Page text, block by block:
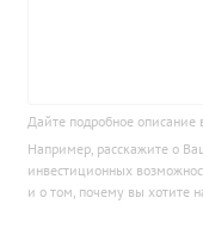
Дайте подробное описание
Например, расскажите о
инвестиционных
и о том, почему вы хотите